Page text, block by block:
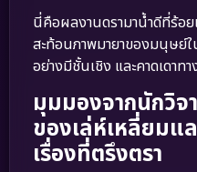
นี่คือผลงานดรามาน้ำดีที่ร้อย
สะท้อนภาพมายาของมนุษ
อย่างมีชั้นเชิง และคาดเดาท
มุมมองจากนักวิจ
ของเล่ห์เหลี่ยมแ
เรื่องที่ตรึงตรา